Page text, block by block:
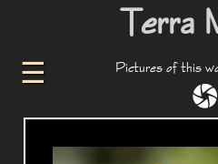
Terra
Pictures of this